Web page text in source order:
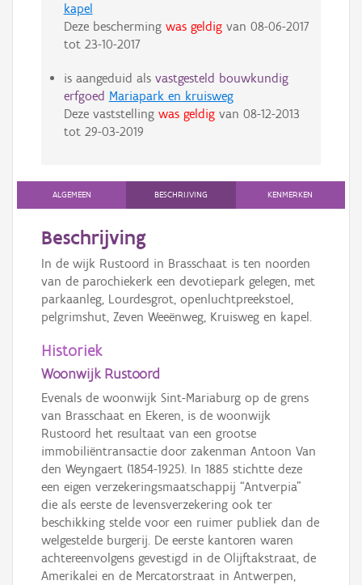
kapel
Deze bescherming was geldigvan 08-06-2017
tot 23-10-2017
is aangeduid als vastgesteld bouwkundig
erfgoed Mariapark en kruisweg
Deze vaststelling was geldigvan 08-12-2013
tot 29-03-2019
ALGEMEEN BESCHRIJVING KENMERKEN
Beschrijving
In de wijk Rustoord in Brasschaat is ten noorden
van de parochiekerk een devotiepark gelegen, met
parkaanleg, Lourdesgrot, openluchtpreekstoel,
pelgrimshut, Zeven Weeënweg, Kruisweg en kapel.
Historiek
Woonwijk Rustoord
Evenals de woonwijk Sint-Mariaburg op de grens
van Brasschaat en Ekeren, is de woonwijk
Rustoord het resultaat van een grootse
immobiliëntransactie door zakenman Antoon Van
den Weyngaert (1854-1925). In 1885 stichtte deze
een eigen verzekeringsmaatschappij “Antverpia”
die als eerste de levensverzekering ook ter
beschikking stelde voor een ruimer publiek dan de
welgestelde burgerij. De eerste kantoren waren
achtereenvolgens gevestigd in de Olijftakstraat, de
Amerikalei en de Mercatorstraat in Antwerpen,